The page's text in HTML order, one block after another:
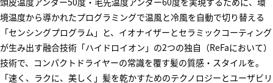
境温度から導かれたプログラミングで温風と冷風を自動で切り替える
「センシングプログラム」と、イオナイザーとセラミックコーティング
が生み出す融合技術「ハイドロイオン」の2つの独自（ReFaにおいて）
技術で、コンパクトドライヤーの常識を覆す髪の質感・スタイルを。
「速く、ラクに、美しく」髪を乾かすためのテクノロジーとユーザビリ